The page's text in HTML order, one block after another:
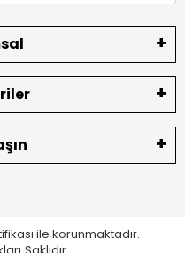
ile korunmaktadır.